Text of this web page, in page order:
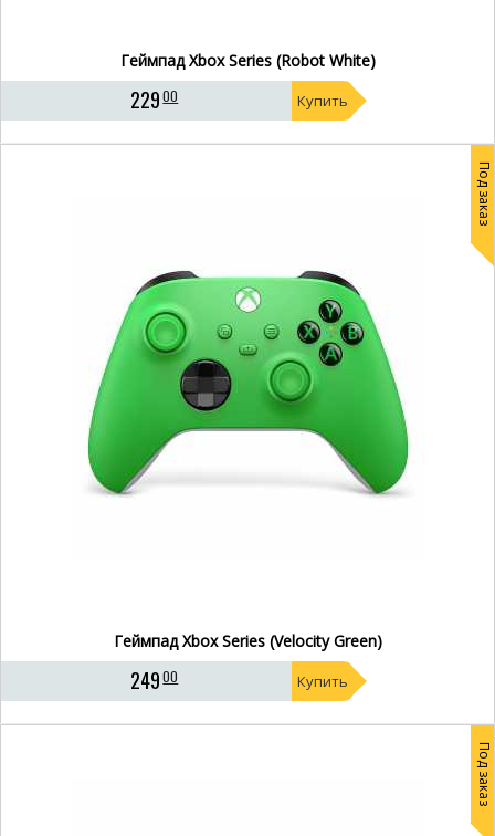
Геймпад Xbox Series (Robot White)
22900 Купить
Под заказ
Геймпад Xbox Series (Velocity Green)
24900 Купить
Под заказ